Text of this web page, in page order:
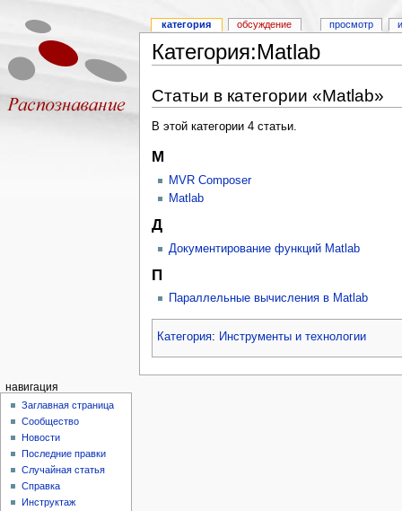
Категория:Matlab
Статьи в категории «Matlab»
В этой категории 4 статьи.
M
MVR Composer
Matlab
Д
Документирование функций Matlab
П
Параллельные вычисления в Matlab
Категория: Инструменты и технологии
категория обсуждение просмотр
навигация
Заглавная страница
Сообщество
Новости
Последние правки
Случайная статья
Справка
Инструктаж